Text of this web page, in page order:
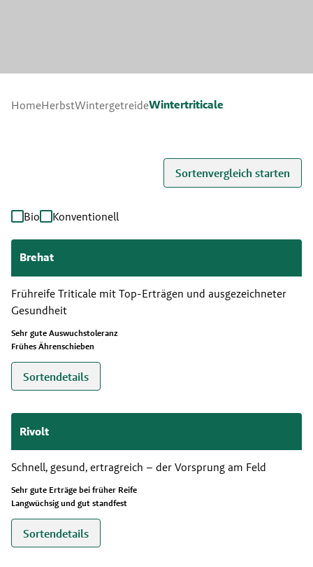
HomeHerbstWintergetreideWintertriticale
Sortenvergleich starten
Bio Konventionell
Brehat
Frühreife Triticale mit Top-Erträgen und ausgezeichneter
Gesundheit
Sehr gute Auswuchstoleranz
Frühes Ährenschieben
Sortendetails
Rivolt
Schnell, gesund, ertragreich – der Vorsprung am Feld
Sehr gute Erträge bei früher Reife
Langwüchsig und gut standfest
Sortendetails